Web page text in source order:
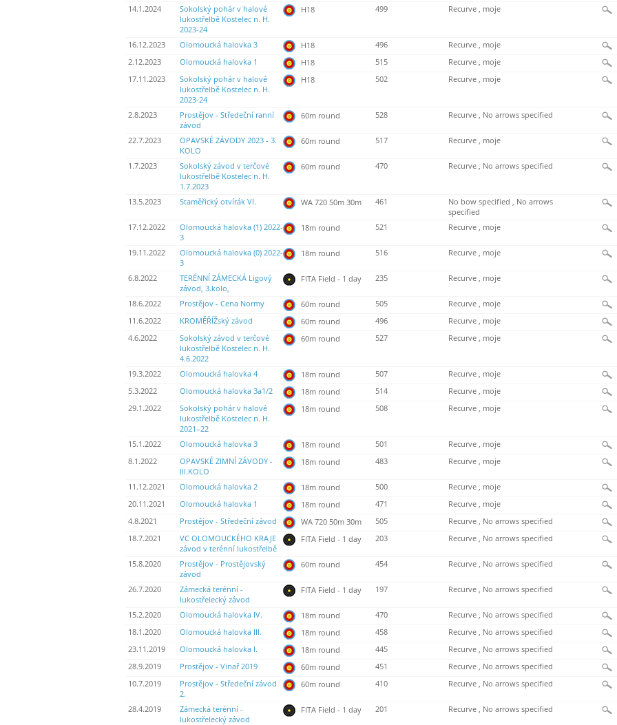
14.1.2024
Sokolský pohár v halové
lukostřelbě Kostelec n. H.
2023-24
H18 499 Recurve , moje
16.12.2023 Olomoucká halovka 3 H18 496
Recurve , moje
2.12.2023
Olomoucká halovka 1 H18 515
Recurve , moje
17.11.2023
Sokolský pohár v halové
lukostřelbě Kostelec n. H.
2023-24
H18 502 Recurve , moje
2.8.2023
Prostějov - Středeční ranní
závod
60m round 528 Recurve , No arrows specified
22.7.2023
OPAVSKÉ ZÁVODY 2023 - 3.
KOLO
60m round 517 Recurve , moje
1.7.2023
Sokolský závod v terčové
lukostřelbě Kostelec n. H.
1.7.2023
60m round 470 Recurve , No arrows specified
13.5.2023 Staměřický otvírák VI. WA 720 50m 30m 461
No bow specified , No arrows
specified
17.12.2022
Olomoucká halovka (1) 2022-
3
18m round 521 Recurve , moje
19.11.2022
Olomoucká halovka (0) 2022-
3
18m round 516 Recurve , moje
6.8.2022
TERÉNNÍ ZÁMECKÁ Ligový
závod, 3.kolo,
FITA Field - 1 day 235 Recurve , moje
18.6.2022 Prostějov - Cena Normy 60m round 505
Recurve , moje
11.6.2022
KROMĚŘÍŽský závod 60m round 496
Recurve , moje
4.6.2022
Sokolský závod v terčové
lukostřelbě Kostelec n. H.
4.6.2022
60m round 527 Recurve , moje
19.3.2022 Olomoucká halovka 4 18m round 507
Recurve , moje
5.3.2022
Olomoucká halovka 3a1/2 18m round 514
Recurve , moje
29.1.2022
Sokolský pohár v halové
lukostřelbě Kostelec n. H.
2021–22
18m round 508 Recurve , moje
15.1.2022 Olomoucká halovka 3 18m round 501
Recurve , moje
8.1.2022
OPAVSKÉ ZIMNÍ ZÁVODY -
III.KOLO
18m round 483 Recurve , moje
11.12.2021 Olomoucká halovka 2 18m round 500
Recurve , moje
20.11.2021
Olomoucká halovka 1 18m round 471
Recurve , moje
4.8.2021
Prostějov - Středeční závod WA 720 50m 30m 505
Recurve , No arrows specified
18.7.2021
VC OLOMOUCKÉHO KRAJE
závod v terénní lukostřelbě
FITA Field - 1 day 203 Recurve , No arrows specified
15.8.2020
Prostějov - Prostějovský
závod
60m round 454 Recurve , No arrows specified
26.7.2020
Zámecká terénní -
lukostřelecký závod
FITA Field - 1 day 197 Recurve , No arrows specified
15.2.2020 Olomoucká halovka IV. 18m round 470
Recurve , No arrows specified
18.1.2020
Olomoucká halovka III. 18m round 458
Recurve , No arrows specified
23.11.2019
Olomoucká halovka I. 18m round 445
Recurve , No arrows specified
28.9.2019
Prostějov - Vinař 2019 60m round 451
Recurve , No arrows specified
10.7.2019
Prostějov - Středeční závod
2.
60m round 410 Recurve , No arrows specified
28.4.2019
Zámecká terénní -
lukostřelecký závod
FITA Field - 1 day 201 Recurve , No arrows specified